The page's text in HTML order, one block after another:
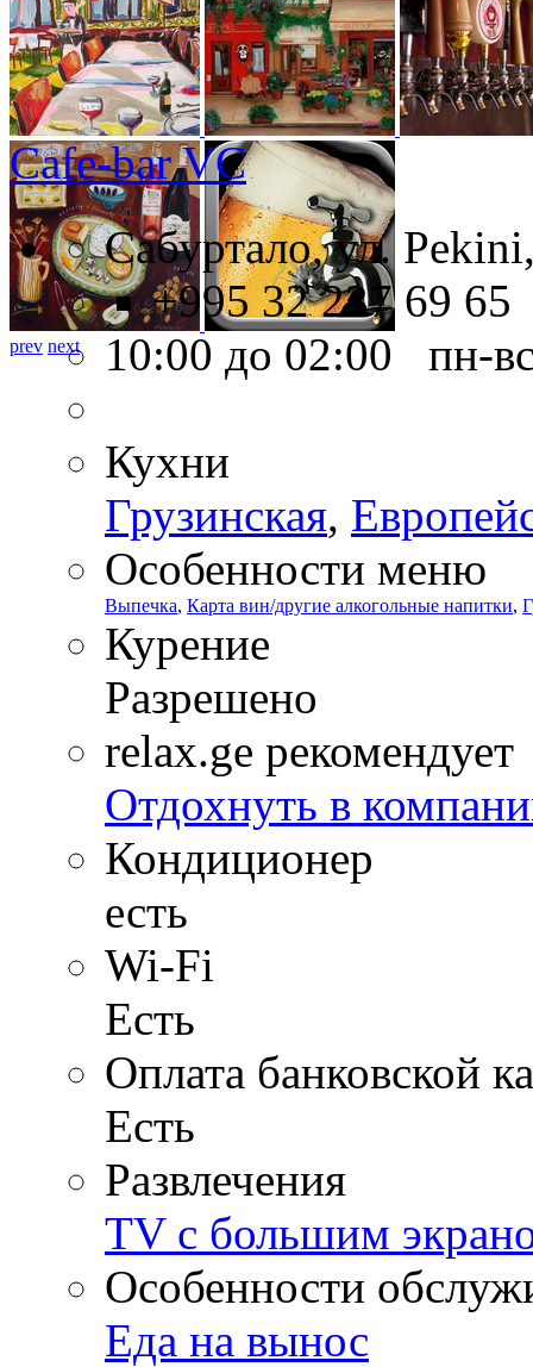
prev next
Cafe-bar VC
Сабуртало, ул.
+995 32 237 69 65
10:00 до 02:00 пн-
Кухни
Грузинская,
Особенности меню
Выпечка, Карта вин/другие алкогольные напитки,
Курение
Разрешено
relax.ge рекомендует
Отдохнуть в
Кондиционер
есть
Wi-Fi
Есть
Оплата банковской
Есть
Развлечения
TV с большим
Особенности
Еда на вынос